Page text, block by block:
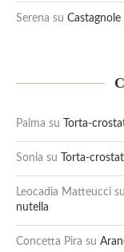
Serena su
Palma su Torta-
Sonia su Torta-
Leocadia Matteucci su
nutella
Concetta Pira su